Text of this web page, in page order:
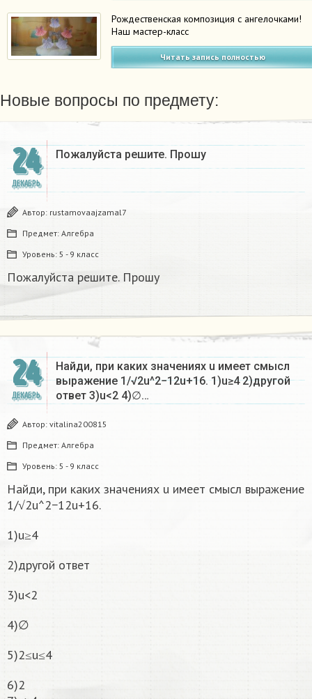
Рождественская композиция с ангелочками!
Наш мастер-класс
Читать запись полностью
Новые вопросы по предмету:
24
ДЕКАБРЬ
Пожалуйста решите. Прошу
Автор: rustamovaajzamal7
Предмет: Алгебра
Уровень: 5 - 9 класс
Пожалуйста решите. Прошу
24
ДЕКАБРЬ
Найди, при каких значениях u имеет смысл
выражение 1/√2u^2−12u+16. 1)u≥4 2)другой
ответ 3)u<2 4)∅…
Автор: vitalina200815
Предмет: Алгебра
Уровень: 5 - 9 класс
Найди, при каких значениях u имеет смысл выражение
1/√2u^2−12u+16.
1)u≥4
2)другой ответ
3)u<2
4)∅
5)2≤u≤4
6)2